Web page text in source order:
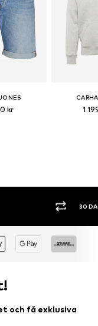
kr 1
SHOPPA NU.
och få exklusiva